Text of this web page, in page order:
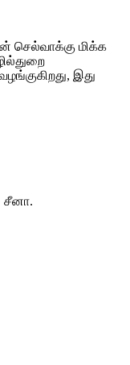
செல்வாக்கு மிக்க
இது
சீனா.